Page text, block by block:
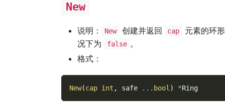
New
说明： New 创建并返回 cap 元素的环
况下为
false 。
格式：
New(cap int , safe ... bool ) *Ring